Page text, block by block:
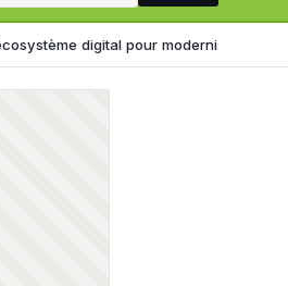
pour moderniser l’expérience